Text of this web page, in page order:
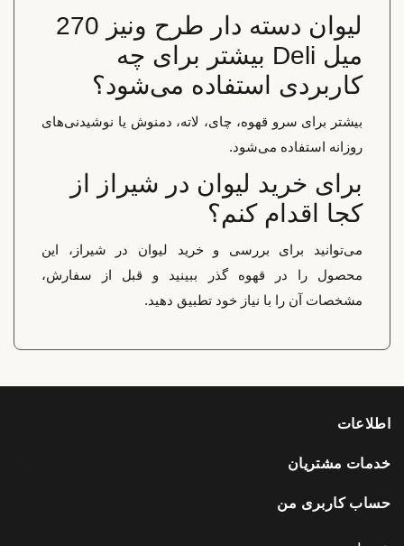
لیوان دسته دار طرح ونیز 270
میل Deli بیشتر برای چه
کاربردی استفاده می‌شود؟
بیشتر برای سرو قهوه، چای، لاته، دمنوش یا نوشیدنی‌های
روزانه استفاده می‌شود.
برای خرید لیوان در شیراز از
کجا اقدام کنم؟
می‌توانید برای بررسی و خرید لیوان در شیراز، این
محصول را در قهوه گذر ببینید و قبل از سفارش،
مشخصات آن را با نیاز خود تطبیق دهید.
اطلاعات
خدمات مشتریان
حساب کاربری من